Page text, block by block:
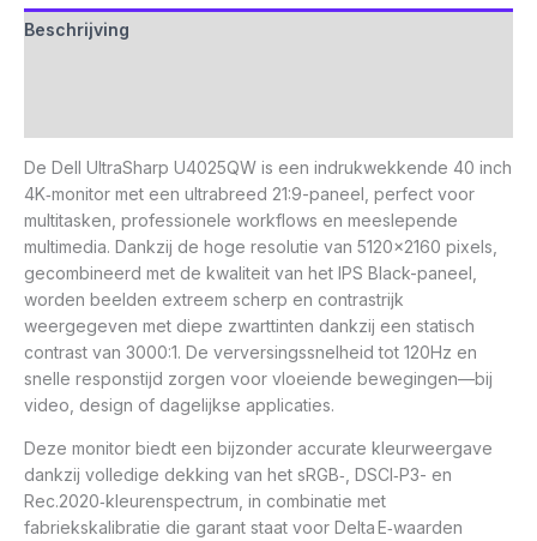
Beschrijving
De Dell UltraSharp U4025QW is een indrukwekkende 40 inch
4K‑monitor met een ultrabreed 21:9-paneel, perfect voor
multitasken, professionele workflows en meeslepende
multimedia. Dankzij de hoge resolutie van 5120×2160 pixels,
gecombineerd met de kwaliteit van het IPS Black-paneel,
worden beelden extreem scherp en contrastrijk
weergegeven met diepe zwarttinten dankzij een statisch
contrast van 3000:1. De verversingssnelheid tot 120Hz en
snelle responstijd zorgen voor vloeiende bewegingen—bij
video, design of dagelijkse applicaties.
Deze monitor biedt een bijzonder accurate kleurweergave
dankzij volledige dekking van het sRGB‑, DSCI‑P3- en
Rec.2020‑kleurenspectrum, in combinatie met
fabriekskalibratie die garant staat voor Delta E‑waarden